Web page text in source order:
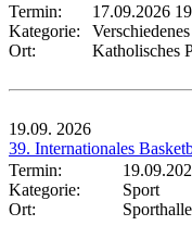
Termin:
17.09.2026
Kategorie:
Verschiedenes
Ort:
Katholisches
19.09. 2026
39. Internationales
Termin:
Kategorie:
Sport
Ort: